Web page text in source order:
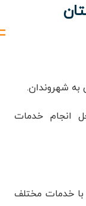
به شهروندان.
انجام خدمات
با خدمات مختلف